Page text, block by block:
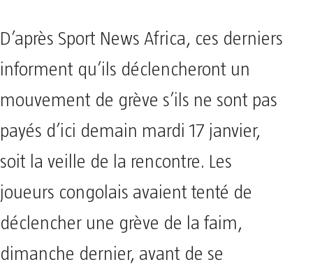
D’après Sport News Africa, ces derniers
informent qu’ils déclencheront un
mouvement de grève s’ils ne sont pas
payés d’ici demain mardi 17 janvier,
soit la veille de la rencontre. Les
joueurs congolais avaient tenté de
déclencher une grève de la faim,
dimanche dernier, avant de se